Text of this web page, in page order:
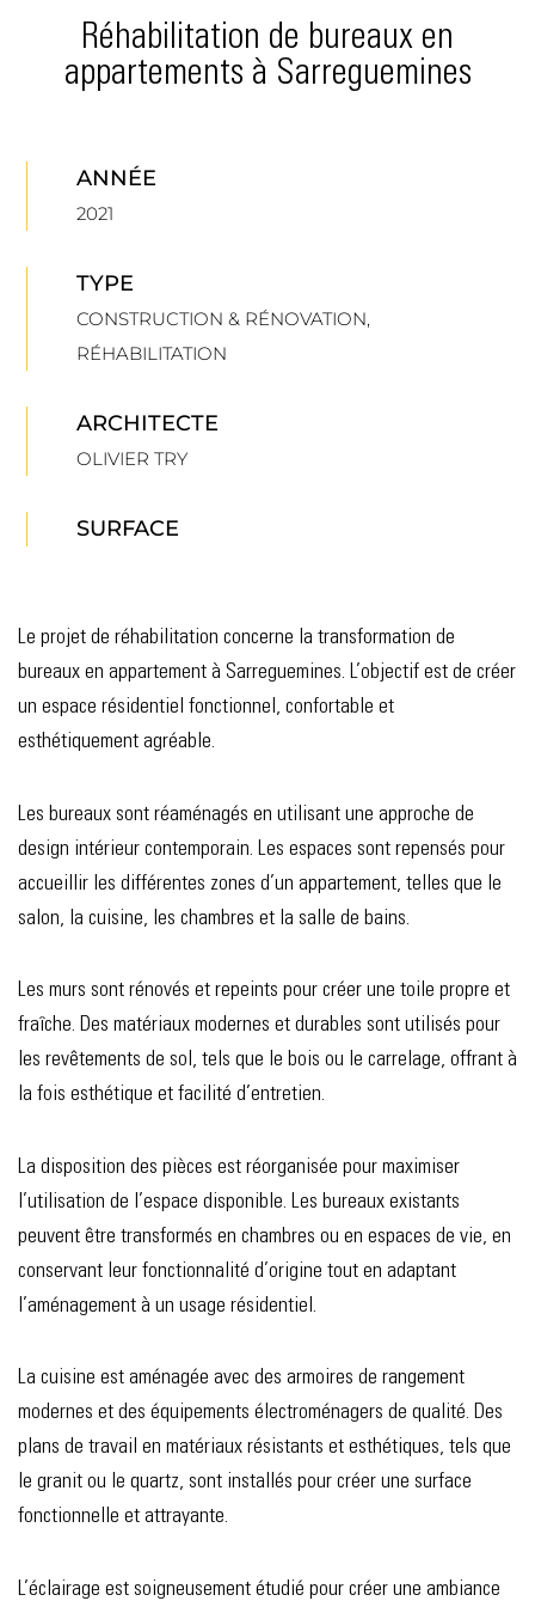
Réhabilitation de bureaux en
appartements à Sarreguemines
ANNÉE
2021
TYPE
CONSTRUCTION & RÉNOVATION,
RÉHABILITATION
ARCHITECTE
OLIVIER TRY
SURFACE
Le projet de réhabilitation concerne la transformation de
bureaux en appartement à Sarreguemines. L’objectif est de créer
un espace résidentiel fonctionnel, confortable et
esthétiquement agréable.
Les bureaux sont réaménagés en utilisant une approche de
design intérieur contemporain. Les espaces sont repensés pour
accueillir les différentes zones d’un appartement, telles que le
salon, la cuisine, les chambres et la salle de bains.
Les murs sont rénovés et repeints pour créer une toile propre et
fraîche. Des matériaux modernes et durables sont utilisés pour
les revêtements de sol, tels que le bois ou le carrelage, offrant à
la fois esthétique et facilité d’entretien.
La disposition des pièces est réorganisée pour maximiser
l’utilisation de l’espace disponible. Les bureaux existants
peuvent être transformés en chambres ou en espaces de vie, en
conservant leur fonctionnalité d’origine tout en adaptant
l’aménagement à un usage résidentiel.
La cuisine est aménagée avec des armoires de rangement
modernes et des équipements électroménagers de qualité. Des
plans de travail en matériaux résistants et esthétiques, tels que
le granit ou le quartz, sont installés pour créer une surface
fonctionnelle et attrayante.
L’éclairage est soigneusement étudié pour créer une ambiance